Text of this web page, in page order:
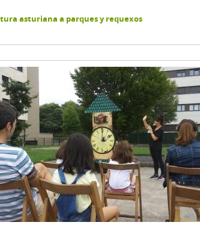
asturiana a parques y requexos